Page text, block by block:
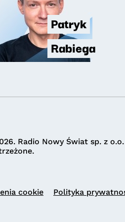
Patryk
Rabiega
Radio Nowy Świat sp. z o.o.
cookie Polityka